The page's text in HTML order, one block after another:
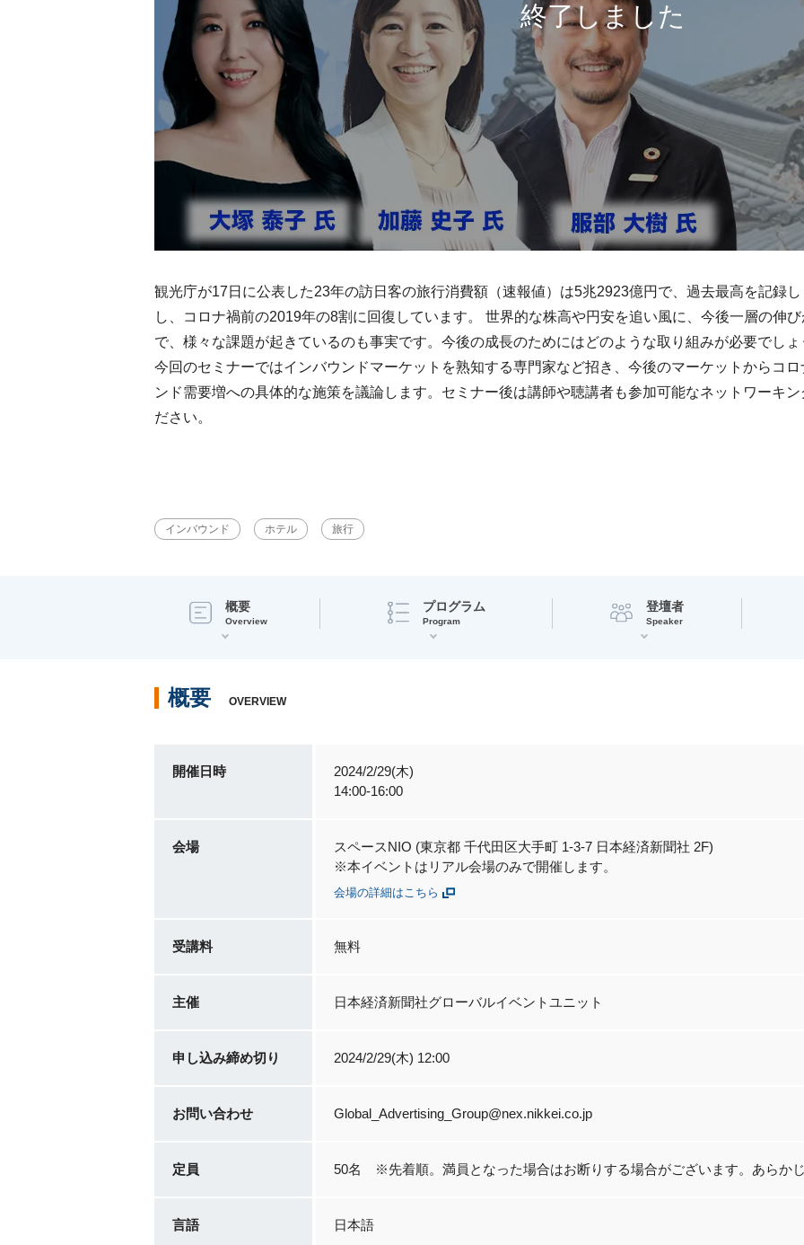
観光庁が17日に公表した23年の訪日客の旅行消費額（速報値）は5兆2923億円で、過去最高を記録
し、コロナ禍前の2019年の8割に回復しています。 世界的な株高や円安を追い風に、今後一層の伸
で、様々な課題が起きているのも事実です。今後の成長のためにはどのような取り組みが必要でしょ
今回のセミナーではインバウンドマーケットを熟知する専門家など招き、今後のマーケットからコ
ンド需要増への具体的な施策を議論します。セミナー後は講師や聴講者も参加可能なネットワーキ
ださい。
インバウンド ホテル 旅行
概要
Overview
プログラム
Program
登壇者
Speaker
概要 OVERVIEW
開催日時
2024/2/29(木)
14:00-16:00
会場
スペースNIO (東京都 千代田区大手町 1-3-7 日本経済新聞社 2F)
※本イベントはリアル会場のみで開催します。
会場の詳細はこちら
受講料 無料
主催 日本経済新聞社グローバルイベントユニット
申し込み締め切り 2024/2/29(木) 12:00
お問い合わせ Global_Advertising_Group@nex.nikkei.co.jp
定員 50名 ※先着順。満員となった場合はお断りする場合がございます。あらか
言語 日本語